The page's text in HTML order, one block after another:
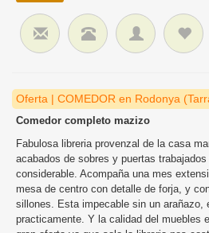
Oferta | COMEDOR en Rodonya
Comedor completo mazizo
Fabulosa libreria provenzal de la casa
acabados de sobres y puertas
considerable. Acompaña una mes
mesa de centro con detalle de forja, y
sillones. Esta impecable sin un arañazo,
practicamente. Y la calidad del muebles